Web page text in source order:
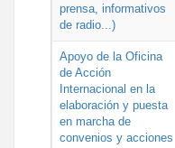
prensa, informativos
de radio...)
Apoyo de la Oficina
de Acción
Internacional en la
elaboración y puesta
en marcha de
convenios y acciones